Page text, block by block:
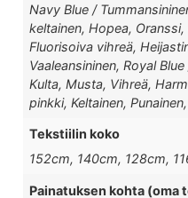
Navy Blue /
keltainen, Hopea,
Fluorisoiva vihreä,
Vaaleansininen, Royal
Kulta, Musta, Vihreä,
pinkki, Keltainen,
Tekstiilin koko
152cm, 140cm, 128cm,
Painatuksen kohta (oma